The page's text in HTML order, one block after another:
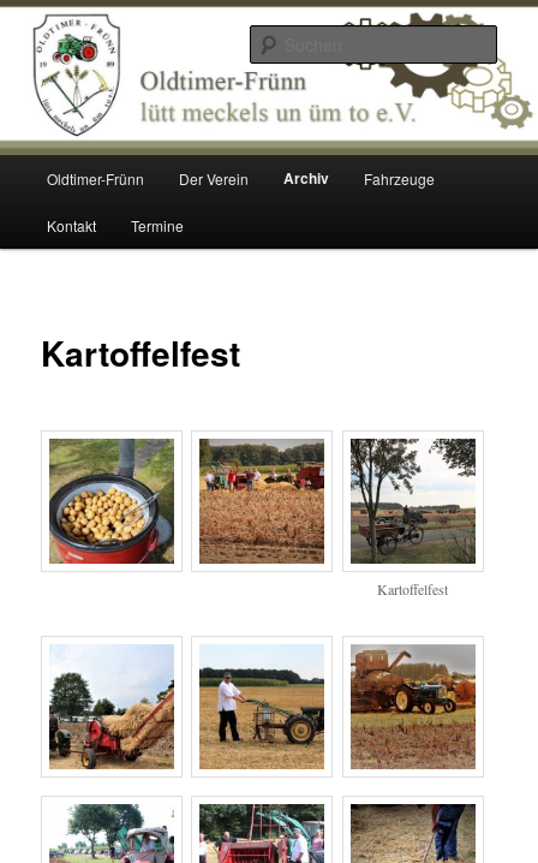
Zum
Inhalt
wechseln
Oldtimer Frünn
lütt meckels un üm to e.V.
Oldtimer-Frünn Der Verein Archiv Fahrzeuge
Kontakt Termine
Kartoffelfest
Kartoffelfest